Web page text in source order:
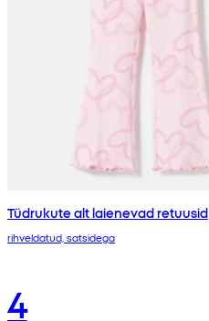
Tüdrukute alt laienevad retuusid
rihveldatud, satsidega
4